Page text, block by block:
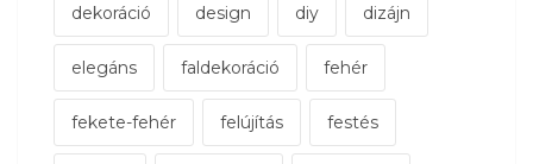
dekoráció design diy dizájn
elegáns faldekoráció fehér
fekete-fehér felújítás festés